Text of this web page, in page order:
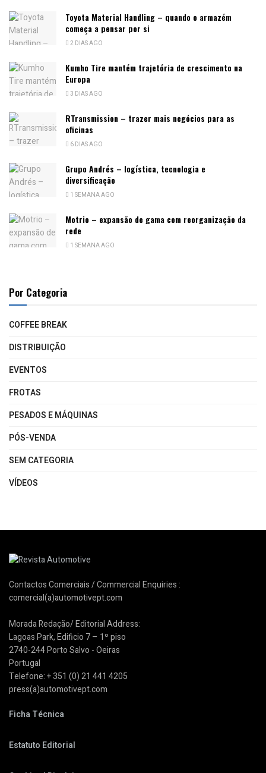
Toyota Material Handling – quando o armazém
começa a pensar por si
2 DIAS AGO
Kumho Tire mantém trajetória de crescimento na
Europa
3 DIAS AGO
RTransmission – trazer mais negócios para as
oficinas
6 DIAS AGO
Grupo Andrés – logística, tecnologia e
diversificação
1 SEMANA AGO
Motrio – expansão de gama com reorganização da
rede
1 SEMANA AGO
Por Categoria
COFFEE BREAK
DISTRIBUIÇÃO
EVENTOS
FROTAS
PESADOS E MÁQUINAS
PÓS-VENDA
SEM CATEGORIA
VÍDEOS
Contactos Comerciais / Commercial Enquiries :
comercial(a)automotivept.com
Morada Redação/ Editorial Address:
Lagoas Park, Edificio 7 – 1º piso
2740-244 Porto Salvo - Oeiras
Portugal
Telefone: + 351 (0) 21 441 4205
press(a)automotivept.com
Ficha Técnica
Estatuto Editorial